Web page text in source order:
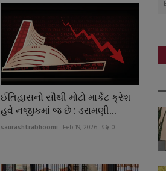
ઈતિહાસનો સૌથી મોટો માર્કેટ ક્રેશ
હવે નજીકમાં જ છે : ડરામણી...
saurashtrabhoomi Feb 19, 2026 0